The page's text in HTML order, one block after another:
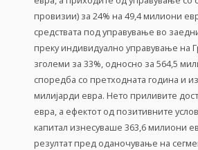
провизии) за 24% на 49,4 милиони
средствата под управување во
преку индивидуално управување на
зголеми за 33%, односно за 564,5
споредба со претходната година и
милијарди евра. Нето приливите
евра, а ефектот од позитивните
капитал изнесуваше 363,6 милиони
резултат пред оданочување на